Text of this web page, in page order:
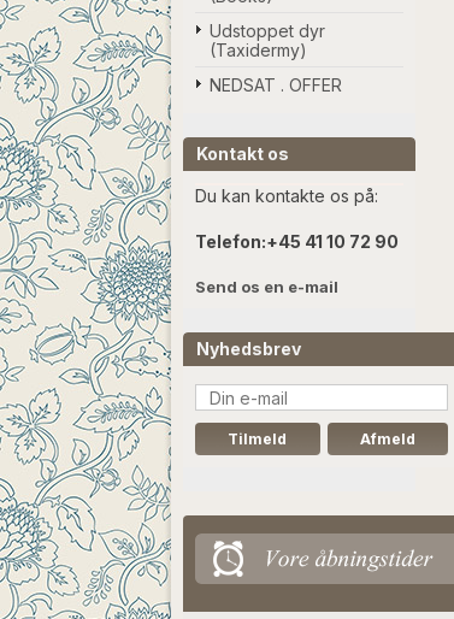
Udstoppet dyr
(Taxidermy)
NEDSAT . OFFER
Kontakt os
Du kan kontakte os på:
Telefon:+45 41 10 72 90
Send os en e-mail
Nyhedsbrev